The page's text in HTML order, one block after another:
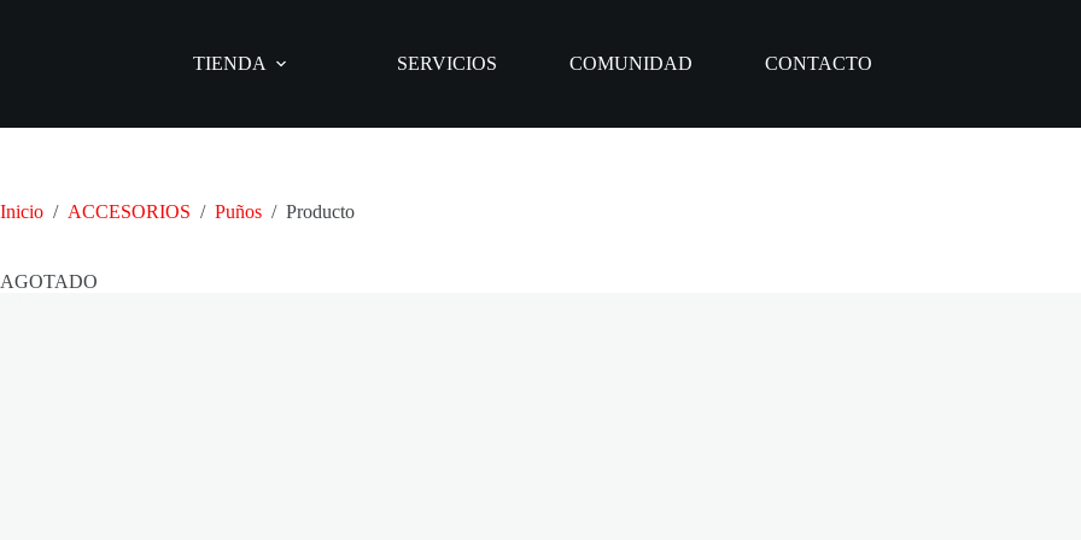
TIENDA SERVICIOS COMUNIDAD CONTACTO
Inicio / ACCESORIOS / Puños / Producto
AGOTADO